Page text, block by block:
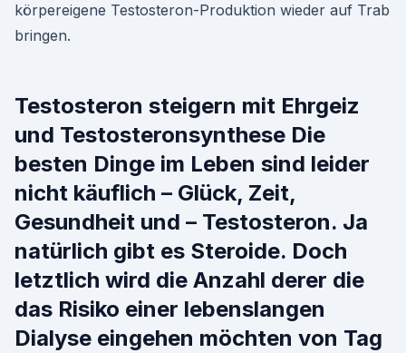
körpereigene Testosteron-Produktion wieder auf Trab
bringen.
Testosteron steigern mit Ehrgeiz
und Testosteronsynthese Die
besten Dinge im Leben sind leider
nicht käuflich – Glück, Zeit,
Gesundheit und – Testosteron. Ja
natürlich gibt es Steroide. Doch
letztlich wird die Anzahl derer die
das Risiko einer lebenslangen
Dialyse eingehen möchten von Tag